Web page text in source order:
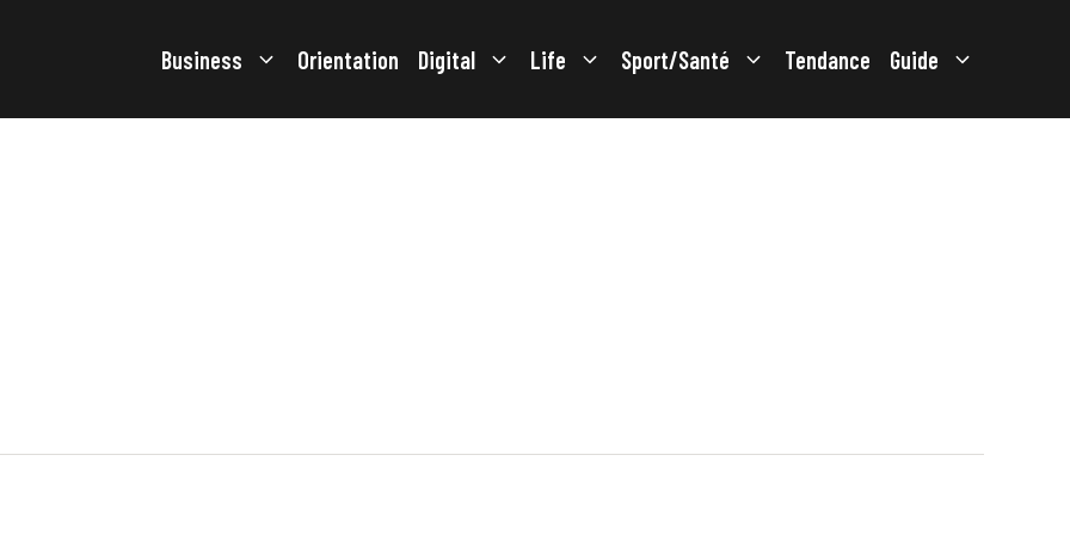
Business Orientation Digital Life Sport/Santé Tendance Guide